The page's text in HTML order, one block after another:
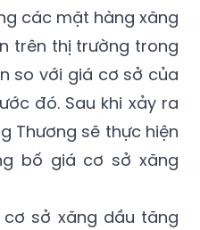
các mặt hàng xăng
trên thị trường trong
so với giá cơ sở của
đó. Sau khi xảy ra
Thương sẽ thực hiện
bố giá cơ sở xăng
sở xăng dầu tăng